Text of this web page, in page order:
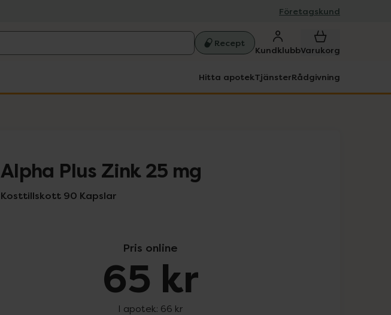
Företagskund
Recept
KundklubbVarukorg
Hitta apotekTjänsterRådgivning
Alpha Plus Zink 25 mg
Kosttillskott 90 Kapslar
Pris online
65 kr
I apotek: 66 kr